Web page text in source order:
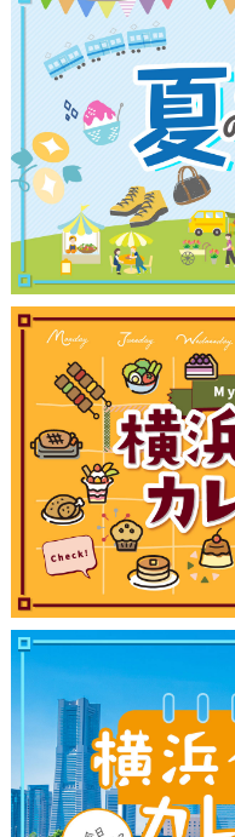
観光ガイド
ランキング